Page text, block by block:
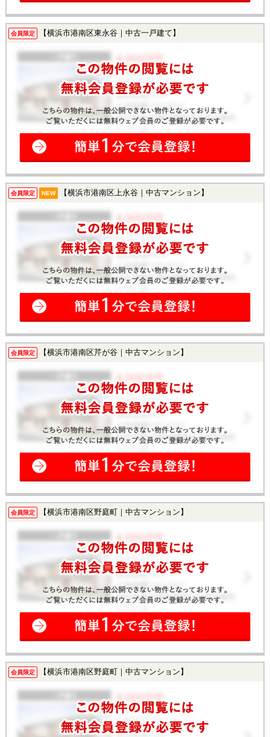
会員限定 【横浜市港南区東永谷｜中古一戸建て】
会員限定 NEW 【横浜市港南区上永谷｜中古マンション】
会員限定 【横浜市港南区芹が谷｜中古マンション】
会員限定 【横浜市港南区野庭町｜中古マンション】
会員限定 【横浜市港南区野庭町｜中古マンション】